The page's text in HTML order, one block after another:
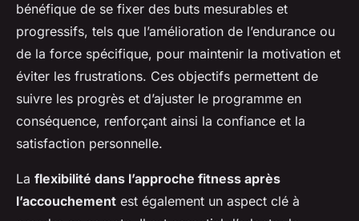
bénéfique de se fixer des buts mesurables et
progressifs, tels que l’amélioration de l’endurance ou
de la force spécifique, pour maintenir la motivation et
éviter les frustrations. Ces objectifs permettent de
suivre les progrès et d’ajuster le programme en
conséquence, renforçant ainsi la confiance et la
satisfaction personnelle.
La flexibilité dans l’approche fitness après
l’accouchement est également un aspect clé à